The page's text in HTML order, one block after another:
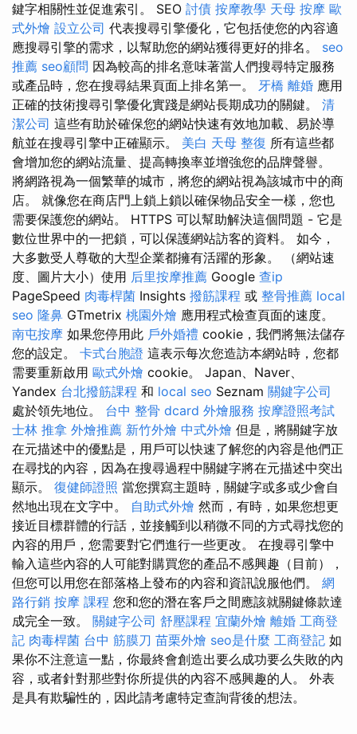
鍵字相關性並促進索引。 SEO 討債 按摩教學 天母 按摩 歐
式外燴 設立公司 代表搜尋引擎優化，它包括使您的內容適
應搜尋引擎的需求，以幫助您的網站獲得更好的排名。 seo
推薦 seo顧問 因為較高的排名意味著當人們搜尋特定服務
或產品時，您在搜尋結果頁面上排名第一。 牙橋 離婚 應用
正確的技術搜尋引擎優化實踐是網站長期成功的關鍵。 清
潔公司 這些有助於確保您的網站快速有效地加載、易於導
航並在搜尋引擎中正確顯示。 美白 天母 整復 所有這些都
會增加您的網站流量、提高轉換率並增強您的品牌聲譽。
將網路視為一個繁華的城市，將您的網站視為該城市中的商
店。 就像您在商店門上鎖上鎖以確保物品安全一樣，您也
需要保護您的網站。 HTTPS 可以幫助解決這個問題 - 它是
數位世界中的一把鎖，可以保護網站訪客的資料。 如今，
大多數受人尊敬的大型企業都擁有活躍的形象。 （網站速
度、圖片大小）使用 后里按摩推薦 Google 查ip
PageSpeed 肉毒桿菌 Insights 撥筋課程 或 整骨推薦 local
seo 隆鼻 GTmetrix 桃園外燴 應用程式檢查頁面的速度。
南屯按摩 如果您停用此 戶外婚禮 cookie，我們將無法儲存
您的設定。 卡式台胞證 這表示每次您造訪本網站時，您都
需要重新啟用 歐式外燴 cookie。 Japan、Naver、
Yandex 台北撥筋課程 和 local seo Seznam 關鍵字公司
處於領先地位。 台中 整骨 dcard 外燴服務 按摩證照考試
士林 推拿 外燴推薦 新竹外燴 中式外燴 但是，將關鍵字放
在元描述中的優點是，用戶可以快速了解您的內容是他們正
在尋找的內容，因為在搜尋過程中關鍵字將在元描述中突出
顯示。 復健師證照 當您撰寫主題時，關鍵字或多或少會自
然地出現在文字中。 自助式外燴 然而，有時，如果您想更
接近目標群體的行話，並接觸到以稍微不同的方式尋找您的
內容的用戶，您需要對它們進行一些更改。 在搜尋引擎中
輸入這些內容的人可能對購買您的產品不感興趣（目前），
但您可以用您在部落格上發布的內容和資訊說服他們。 網
路行銷 按摩 課程 您和您的潛在客戶之間應該就關鍵條款達
成完全一致。 關鍵字公司 舒壓課程 宜蘭外燴 離婚 工商登
記 肉毒桿菌 台中 筋膜刀 苗栗外燴 seo是什麼 工商登記 如
果你不注意這一點，你最終會創造出要么成功要么失敗的內
容，或者針對那些對你所提供的內容不感興趣的人。 外表
是具有欺騙性的，因此請考慮特定查詢背後的想法。